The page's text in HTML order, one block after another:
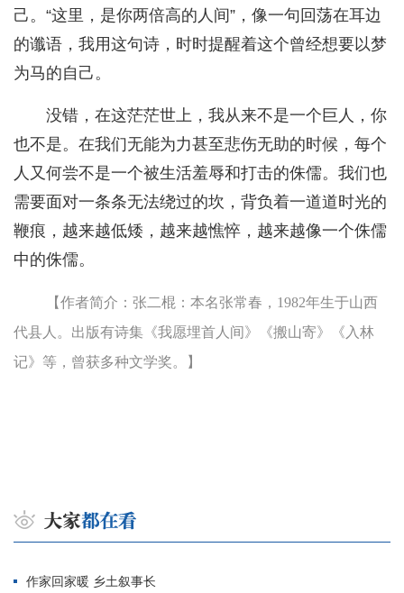
己。“这里，是你两倍高的人间”，像一句回荡在耳边
的谶语，我用这句诗，时时提醒着这个曾经想要以梦
为马的自己。
没错，在这茫茫世上，我从来不是一个巨人，你
也不是。在我们无能为力甚至悲伤无助的时候，每个
人又何尝不是一个被生活羞辱和打击的侏儒。我们也
需要面对一条条无法绕过的坎，背负着一道道时光的
鞭痕，越来越低矮，越来越憔悴，越来越像一个侏儒
中的侏儒。
【作者简介：张二棍：本名张常春，1982年生于山西
代县人。出版有诗集《我愿埋首人间》《搬山寄》《入林
记》等，曾获多种文学奖。】
作家回家暖 乡土叙事长